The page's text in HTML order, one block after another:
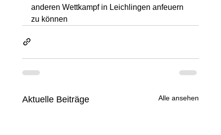
anderen Wettkampf in Leichlingen anfeuern
zu können
Aktuelle Beiträge Alle ansehen